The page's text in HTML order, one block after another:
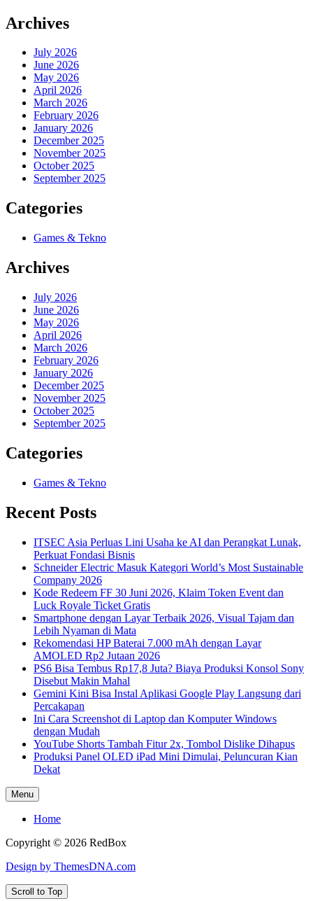
Archives
July 2026
June 2026
May 2026
April 2026
March 2026
February 2026
January 2026
December 2025
November 2025
October 2025
September 2025
Categories
Games & Tekno
Archives
July 2026
June 2026
May 2026
April 2026
March 2026
February 2026
January 2026
December 2025
November 2025
October 2025
September 2025
Categories
Games & Tekno
Recent Posts
ITSEC Asia Perluas Lini Usaha ke AI dan Perangkat Lunak,
Perkuat Fondasi Bisnis
Schneider Electric Masuk Kategori World’s Most Sustainable
Company 2026
Kode Redeem FF 30 Juni 2026, Klaim Token Event dan
Luck Royale Ticket Gratis
Smartphone dengan Layar Terbaik 2026, Visual Tajam dan
Lebih Nyaman di Mata
Rekomendasi HP Baterai 7.000 mAh dengan Layar
AMOLED Rp2 Jutaan 2026
PS6 Bisa Tembus Rp17,8 Juta? Biaya Produksi Konsol Sony
Disebut Makin Mahal
Gemini Kini Bisa Instal Aplikasi Google Play Langsung dari
Percakapan
Ini Cara Screenshot di Laptop dan Komputer Windows
dengan Mudah
YouTube Shorts Tambah Fitur 2x, Tombol Dislike Dihapus
Produksi Panel OLED iPad Mini Dimulai, Peluncuran Kian
Dekat
Menu
Home
Copyright © 2026 RedBox
Design by ThemesDNA.com
Scroll to Top